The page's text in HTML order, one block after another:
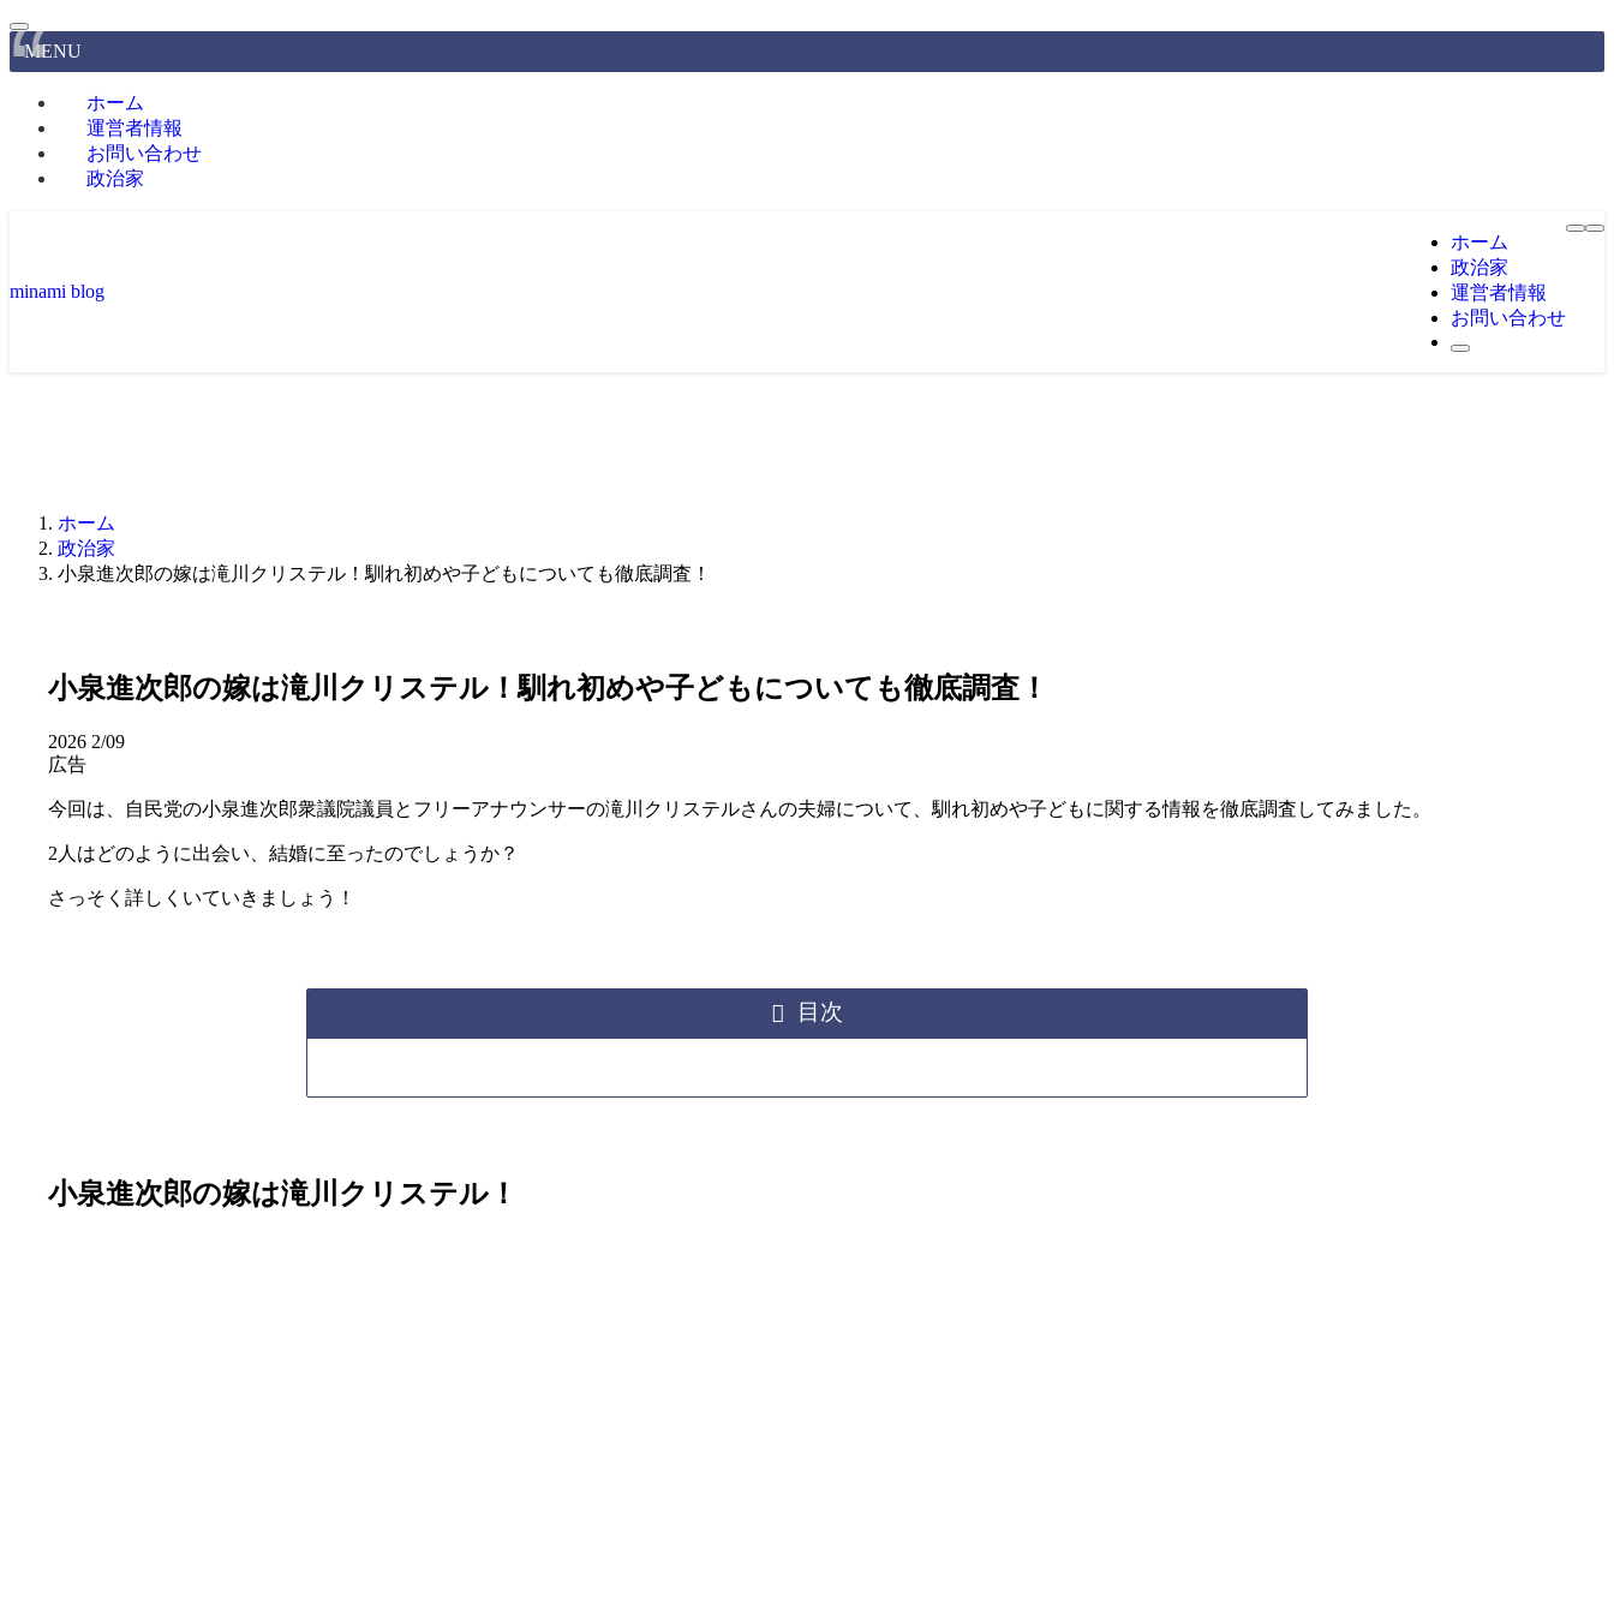
MENU
ホーム
運営者情報
お問い合わせ
政治家
minami blog
ホーム
政治家
運営者情報
お問い合わせ
ホーム
政治家
小泉進次郎の嫁は滝川クリステル！馴れ初めや子どもについても徹底調査！
小泉進次郎の嫁は滝川クリステル！馴れ初めや子どもについても徹底調査！
2026 2/09
広告
今回は、自民党の小泉進次郎衆議院議員とフリーアナウンサーの滝川クリステルさんの夫婦について、馴れ初めや子どもに関する情報を徹底調査してみました。
2人はどのように出会い、結婚に至ったのでしょうか？
さっそく詳しくいていきましょう！
目次
小泉進次郎の嫁は滝川クリステル！